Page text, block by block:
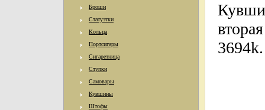
Броши
Статуэтки
Кольца
Портсигары
Сигаретница
Ступки
Самовары
Кувшины
Штофы
3694k.